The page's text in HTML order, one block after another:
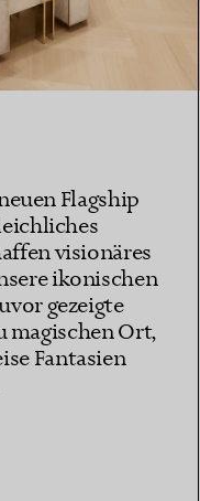
Flagship
visionäres
ikonischen
gezeigte
magischen Ort,
Fantasien